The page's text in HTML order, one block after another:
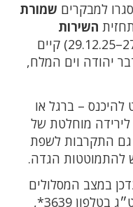
למבקרים שמורת
השירות
, בימים שבת–שני (27–29.12.25) קיים
יהודה וים המלח,
להיכנס – ברגל או
לירידה מוחלטת של
גם התקרבות לשפת
להתמוטטות הגדה.
במצב המסלולים
והאתרים דרך מוקד המידע של רט״ג בטלפון 3639*,